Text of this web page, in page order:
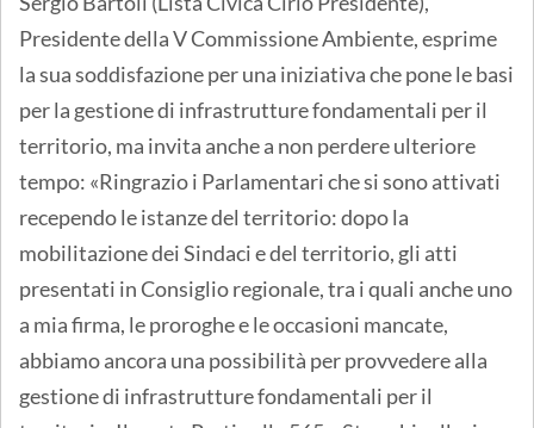
Presidente della V Commissione Ambiente, esprime
la sua soddisfazione per una iniziativa che pone le basi
per la gestione di infrastrutture fondamentali per il
territorio, ma invita anche a non perdere ulteriore
tempo: «Ringrazio i Parlamentari che si sono attivati
recependo le istanze del territorio: dopo la
mobilitazione dei Sindaci e del territorio, gli atti
presentati in Consiglio regionale, tra i quali anche uno
a mia firma, le proroghe e le occasioni mancate,
abbiamo ancora una possibilità per provvedere alla
gestione di infrastrutture fondamentali per il